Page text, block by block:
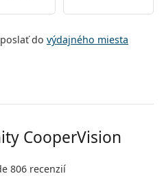
do výdajného miesta
CooperVision
806 recenzií